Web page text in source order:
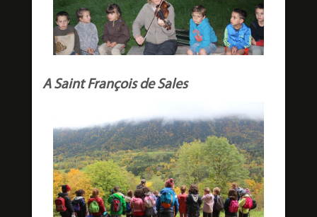
A Saint François de Sales